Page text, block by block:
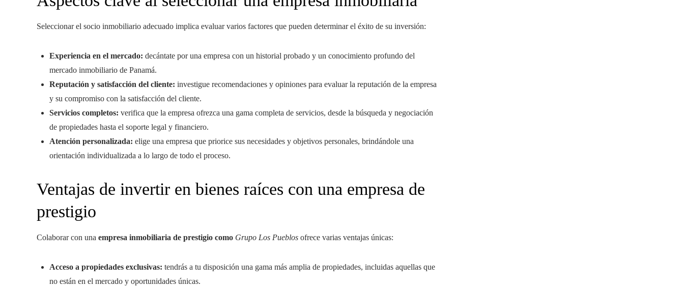
Seleccionar el socio inmobiliario adecuado implica evaluar varios factores que pueden determinar el éxito de su inversión:
Experiencia en el mercado: decántate por una empresa con un historial probado y un conocimiento profundo del
mercado inmobiliario de Panamá.
Reputación y satisfacción del cliente: investigue recomendaciones y opiniones para evaluar la reputación de la empresa
y su compromiso con la satisfacción del cliente.
Servicios completos: verifica que la empresa ofrezca una gama completa de servicios, desde la búsqueda y negociación
de propiedades hasta el soporte legal y financiero.
Atención personalizada: elige una empresa que priorice sus necesidades y objetivos personales, brindándole una
orientación individualizada a lo largo de todo el proceso.
Ventajas de invertir en bienes raíces con una empresa de
prestigio
Colaborar con una empresa inmobiliaria de prestigio como Grupo Los Pueblos ofrece varias ventajas únicas:
Acceso a propiedades exclusivas: tendrás a tu disposición una gama más amplia de propiedades, incluidas aquellas que
no están en el mercado y oportunidades únicas.